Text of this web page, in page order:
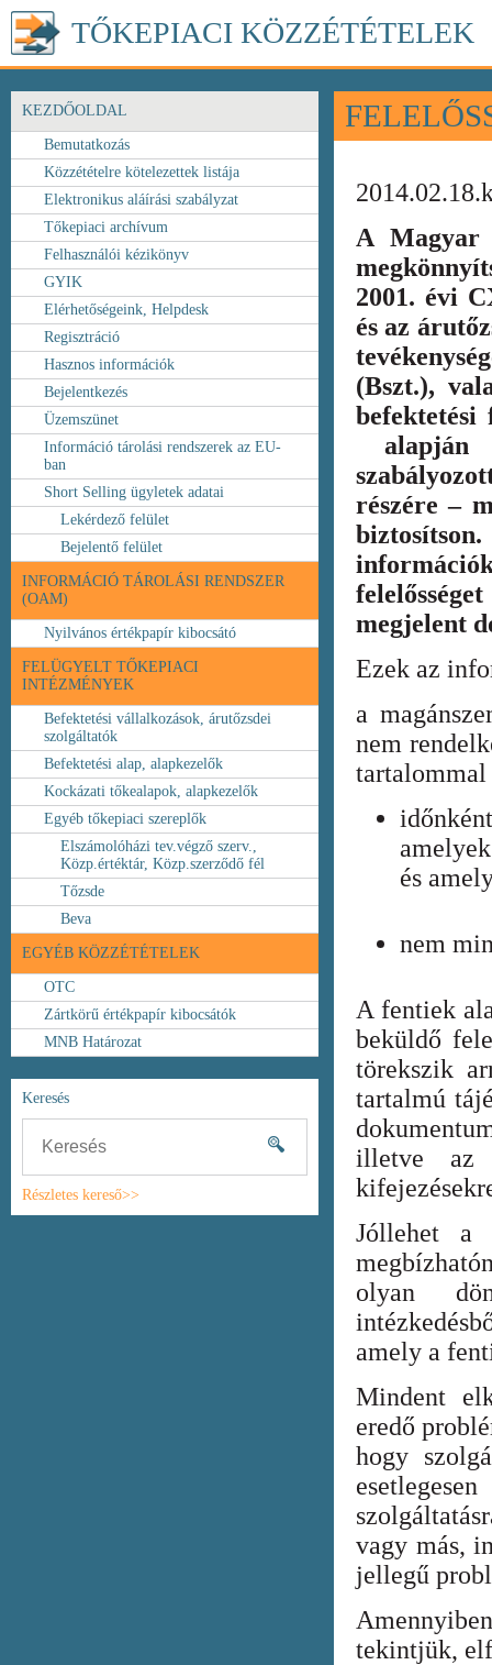
TŐKEPIACI KÖZZÉTÉTELEK
KEZDŐOLDAL
Bemutatkozás
Közzétételre kötelezettek listája
Elektronikus aláírási szabályzat
Tőkepiaci archívum
Felhasználói kézikönyv
GYIK
Elérhetőségeink, Helpdesk
Regisztráció
Hasznos információk
Bejelentkezés
Üzemszünet
Információ tárolási rendszerek az EU-
ban
Short Selling ügyletek adatai
Lekérdező felület
Bejelentő felület
INFORMÁCIÓ TÁROLÁSI RENDSZER
(OAM)
Nyilvános értékpapír kibocsátó
FELÜGYELT TŐKEPIACI
INTÉZMÉNYEK
Befektetési vállalkozások, árutőzsdei
szolgáltatók
Befektetési alap, alapkezelők
Kockázati tőkealapok, alapkezelők
Egyéb tőkepiaci szereplők
Elszámolóházi tev.végző szerv.,
Közp.értéktár, Közp.szerződő fél
Tőzsde
Beva
EGYÉB KÖZZÉTÉTELEK
OTC
Zártkörű értékpapír kibocsátók
MNB Határozat
Keresés
Részletes kereső>>
A Magyar
2001. évi
és az
(Bszt.),
alapján
részére –
megjelent
Ezek az
a
nem
és
nem
A fentiek
beküldő
törekszik
tartalmú
illetve az
Jóllehet a
olyan
amely a
Mindent
eredő
hogy
vagy más,
jellegű
tekintjük,